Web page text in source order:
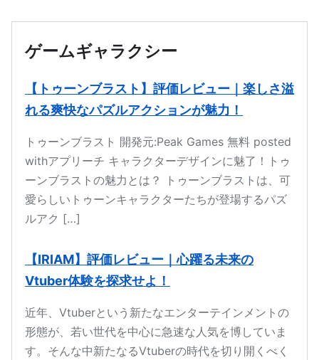
ゲームギャラクシー
【トゥーンブラスト】評価レビュー｜楽しさ溢
れる爽快なパズルアクションが魅力！
トゥーンブラスト 開発元:Peak Games 無料 posted
withアプリーチ キャラクターデザインに魅了！トゥ
ーンブラストの魅力とは？ トゥーンブラストは、可
愛らしいトゥーンキャラクターたちが登場するパズ
ルアク […]
【IRIAM】評価レビュー｜心躍る未来の
Vtuber体験を探求せよ！
近年、Vtuberという新たなエンターテインメントの
形態が、若い世代を中心に急速な人気を博していま
す。そんな中新たなるVtuberの時代を切り開くべく